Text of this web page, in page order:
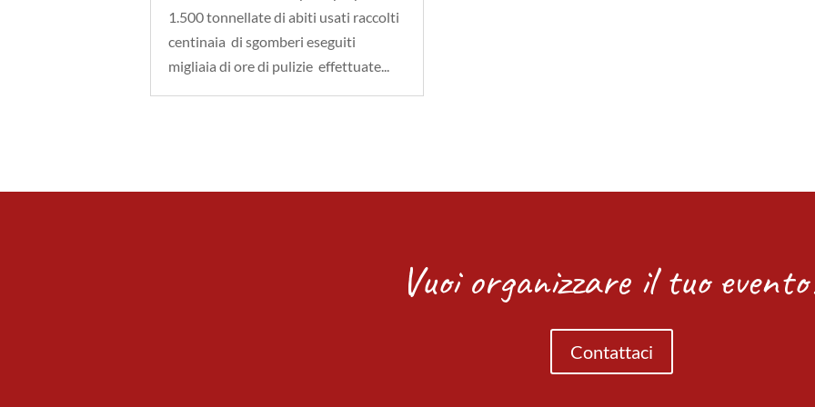
1.500 tonnellate di abiti usati raccolti
centinaia di sgomberi eseguiti
migliaia di ore di pulizie effettuate...
Vuoi organizzare il tuo
Contattaci